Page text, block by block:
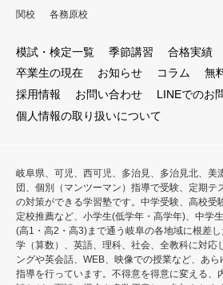
関校
各務原校
模試・検定一覧 季節講習 合格実績
卒業生の現在
お知らせ コラム 無
採用情報
お問い合わせ
LINEでのお
個人情報の取り扱いについて
岐阜県、可児、西可児、多治見、多治見北、美
団、個別（マンツーマン）指導で受験、定期テ
の対策ができる学習塾です。中学受験、高校受
定校推薦など、小学生(低学年・高学年)、中学
(高1・高2・高3)まで通う岐阜の各地域に根差
学（算数）、英語、理科、社会、全教科に対応
ングや英会話、WEB、映像での授業など、あ
指導を行っています。不得意を得意に変える、